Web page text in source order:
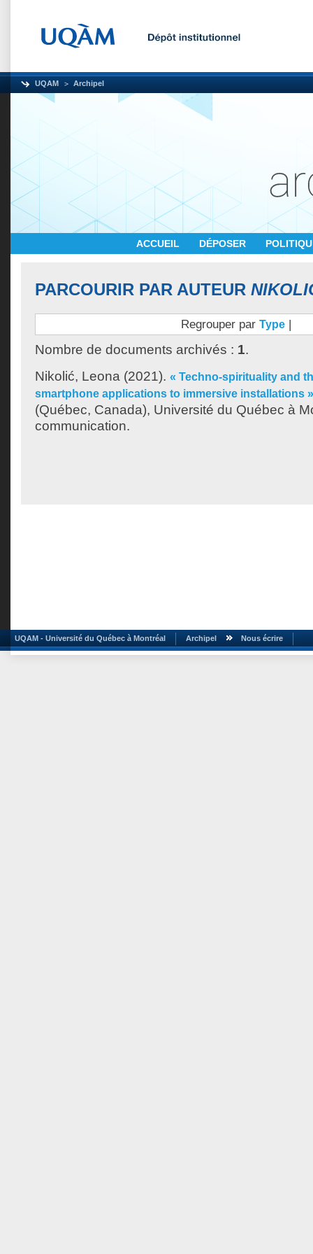
UQAM Archipel
ACCUEIL DÉPOSER
PARCOURIR PAR AUTEUR
Regrouper par Type |
Nombre de documents archivés : 1.
Nikolić, Leona (2021). « Techno-spirituality and
smartphone applications to immersive installations »
(Québec, Canada), Université du Québec à
communication.
UQAM - Université du Québec à Montréal Archipel Nous écrire